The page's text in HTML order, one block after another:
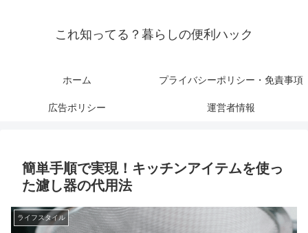
これ知ってる？暮らしの便利ハック
ホーム プライバシーポリシー・免責事項
広告ポリシー 運営者情報
簡単手順で実現！キッチンアイテムを使っ
た濾し器の代用法
ライフスタイル